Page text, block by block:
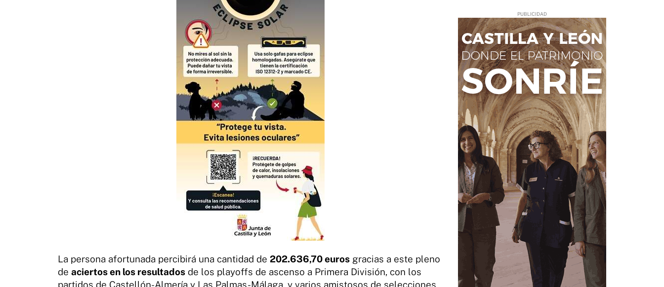
La persona afortunada percibirá una cantidad de 202.636,70 euros gracias a este pleno
de aciertos en los resultados de los playoffs de ascenso a Primera División, con los
partidos de Castellón-Almería y Las Palmas-Málaga, y varios amistosos de selecciones